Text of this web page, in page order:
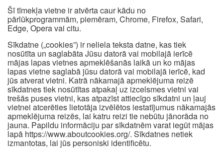
Šī tīmekļa vietne ir atvērta caur kādu no
pārlūkprogrammām, piemēram, Chrome, Firefox, Safari,
Edge, Opera vai citu.
Sīkdatne („cookies”) ir neliela teksta datne, kas tiek
nosūtīta un saglabāta Jūsu datorā vai mobilajā ierīcē
mājas lapas vietnes apmeklēšanās laikā un ko mājas
lapas vietne saglabā jūsu datorā vai mobilajā ierīcē, kad
jūs atverat vietni. Katrā nākamajā apmeklējuma reizē
sīkdatnes tiek nosūtītas atpakaļ uz izcelsmes vietni vai
trešās puses vietni, kas atpazīst attiecīgo sīkdatni un ļauj
vietnei atcerēties lietotāja izvēlētos iestatījumus nākamajās
apmeklējuma reizēs, lai katru reizi tie nebūtu jānorāda no
jauna. Papildu informāciju par sīkdatnēm varat iegūt mājas
lapā https://www.aboutcookies.org/. Sīkdatnes netiek
izmantotas, lai jūs personiski identificētu.